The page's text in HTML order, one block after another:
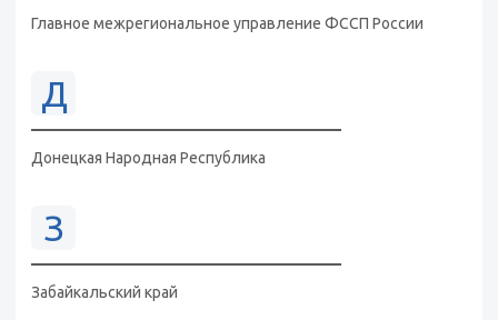
Главное межрегиональное управление ФССП России
Д
Донецкая Народная Республика
З
Забайкальский край